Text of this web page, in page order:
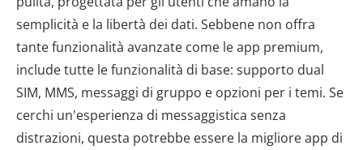
semplicità e la libertà dei dati. Sebbene non offra
tante funzionalità avanzate come le app premium,
include tutte le funzionalità di base: supporto dual
SIM, MMS, messaggi di gruppo e opzioni per i temi. Se
cerchi un'esperienza di messaggistica senza
distrazioni, questa potrebbe essere la migliore app di